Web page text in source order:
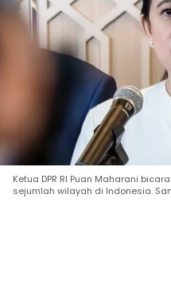
Ketua DPR RI Puan Maharani
sejumlah wilayah di Indonesia.